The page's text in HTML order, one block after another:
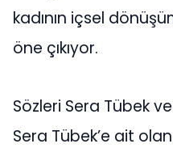
kadının içsel
öne çıkıyor.
Sözleri Sera Tübek
Sera Tübek’e ait